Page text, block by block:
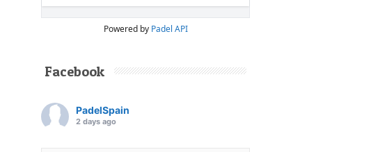
Powered by Padel API
Facebook
PadelSpain
2 days ago